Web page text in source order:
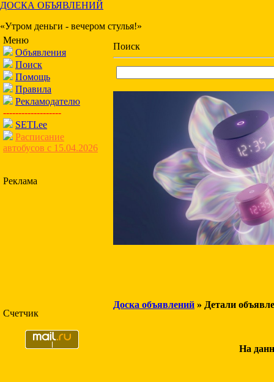
ДОСКА ОБЪЯВЛЕНИЙ
«Утром деньги - вечером стулья!»
Меню
Объявления
Поиск
Помощь
Правила
Рекламодателю
-------------------
SETI.ee
Расписание
автобусов с 15.04.2026
Реклама
Счетчик
Поиск
Доска объявлений » Детали
На